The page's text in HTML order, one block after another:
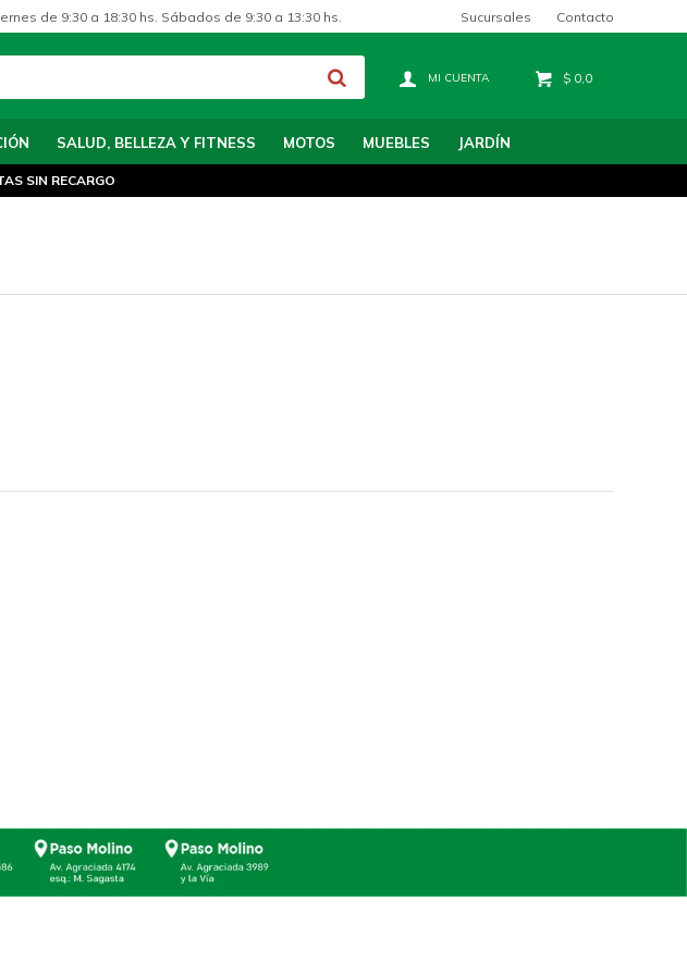
SALUD, BELLEZA Y FITNESS MOTOS MUEBLES JARDÍN
$ 0,0
de 9:30 a 18:30 hs. Sábados de 9:30 a 13:30 hs. Sucursales Contacto
SIN RECARGO